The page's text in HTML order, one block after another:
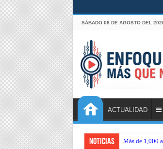
SÁBADO 08 DE AGOSTO DEL
ACTUALIDAD
Noticias Más de 1,000